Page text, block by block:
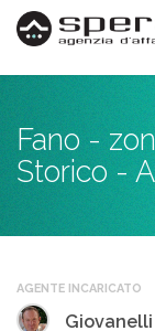
Fano -
Storico -
AGENTE INCARICATO